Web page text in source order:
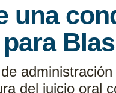
una
del juicio oral